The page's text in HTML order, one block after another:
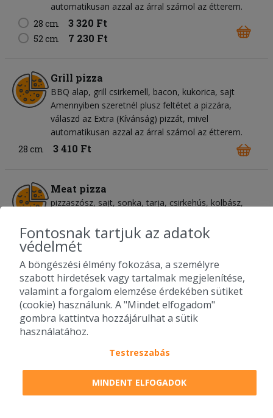
automatikusan azzal az árral számol az étterem.
28 cm
3 320 Ft
52 cm 7 230 Ft
Grill pizza
BBQ alap grill csirkemell bacon kukorica sajt
Amennyiben szeretnél plusz feltétet a pizzára,
válaszd az Extra (Kívánság) pizzát, mivel
automatikusan azzal az árral számol az étterem.
28 cm
3 410 Ft
Meat pizza
pizzaszósz sajt sonka tarja csirkehús kolbász
Amennyiben szeretnél plusz feltétet a pizzára,
válaszd az Extra (Kívánság) pizzát, mivel
28 cm
3 790 Ft
52 cm 8 450 Ft
Pulyka java pro pizza
koktélparadicsom kukorica mozzarella sajt
prémium pulykahússal
Amennyiben szeretnél plusz feltétet a pizzára,
Fontosnak tartjuk az adatok
védelmét
A böngészési élmény fokozása, a személyre
szabott hirdetések vagy tartalmak megjelenítése,
valamint a forgalom elemzése érdekében sütiket
(cookie) használunk. A "Mindet elfogadom"
gombra kattintva hozzájárulhat a sütik
használatához.
Testreszabás
MINDENT ELFOGADOK